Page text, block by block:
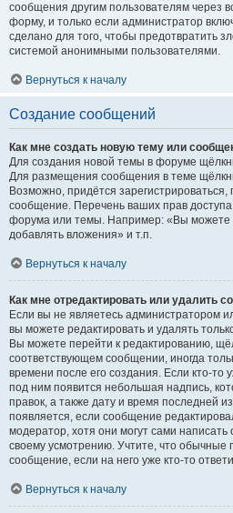
сообщения другим пользователям через
форму, и только если администратор
сделано для того, чтобы предотвратить
системой анонимными пользователями.
Вернуться к началу
Создание сообщений
Как мне создать новую тему или
Для создания новой темы в форуме
Для размещения сообщения в теме
Возможно, придётся
сообщение. Перечень ваших прав
форума или темы. Например: «Вы можете
добавлять вложения» и т.п.
Вернуться к началу
Как мне отредактировать или удалить
Если вы не являетесь администратором
вы можете редактировать и удалять
Вы можете перейти к редактированию,
соответствующем сообщении, иногда
времени после его создания. Если кто-то
под ним появится небольшая надпись,
правок, а также дату и время последней
появляется, если сообщение
модератор, хотя они могут сами
своему усмотрению. Учтите, что обычные
сообщение, если на него уже кто-то
Вернуться к началу